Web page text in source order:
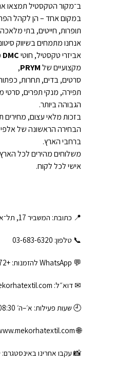
ב־מקור הטקסטיל תמצאו
במקום אחד – הן לקהל
תופרות, חייטים, בתי מלאכה
אנחנו מתמחים בשיווק
אביזרי טקסטיל, חוטיDMC
מקצועיים שלPRYM
,
סרטים, בדים, תחרות,
תפירה, מנקי תפרים, סרטי
הגבוהה ביותר.
בזכות מלאי עצום, מחירים
הבחירה הראשונה של אלפי
ברחבי הארץ.
משלוחים מהירים לכל הארץ,
אישי לכל לקוח.
📍 כתובת: המשביר 17, תל־אביב יפו
📞 טלפון: ‎03-683-6320
💬 WhatsApp להזמנות: +972 55-247-3338
✉ דוא״ל:
🕘 שעות פעילות: א׳–ה׳ 08:30–17:30 | ו׳ 08:30–12:00
🌐
📸 עקבו אחרינו באינסטגרם: